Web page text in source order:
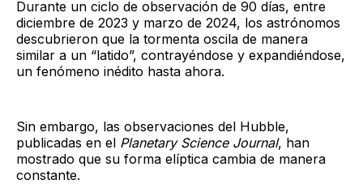
Durante un ciclo de observación de 90 días, entre
diciembre de 2023 y marzo de 2024, los astrónomos
descubrieron que la tormenta oscila de manera
similar a un “latido”, contrayéndose y expandiéndose,
un fenómeno inédito hasta ahora.
Sin embargo, las observaciones del Hubble,
publicadas en el Planetary Science Journal, han
mostrado que su forma elíptica cambia de manera
constante.